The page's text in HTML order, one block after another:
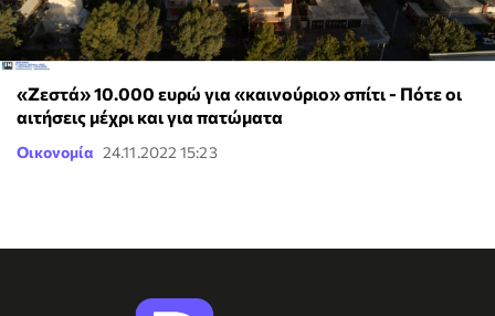
«Ζεστά» 10.000 ευρώ για «καινούριο» σπίτι - Πότε οι
αιτήσεις μέχρι και για πατώματα
Οικονομία 24.11.2022 15:23